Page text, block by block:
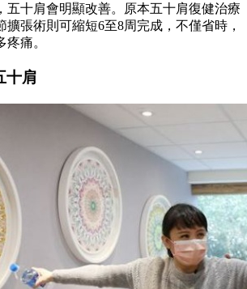
五十肩會明顯改善。原本五十肩復健治療
擴張術則可縮短6至8周完成，不僅省時，
疼痛。
十肩